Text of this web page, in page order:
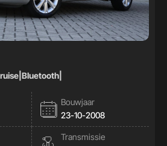
Bouwjaar
23-10-2008
Transmissie